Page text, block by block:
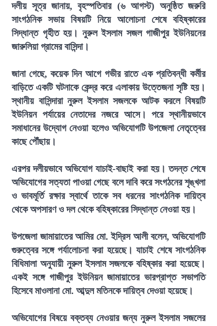
দলীয় সূত্র জানায়, বৃহস্পতিবার (৬ আগস্ট) অনুষ্ঠিত জরুরি
সাংগঠনিক সভায় বিষয়টি নিয়ে আলোচনা শেষে বহিষ্কারের
সিদ্ধান্ত গৃহীত হয়। নুরুল ইসলাম সজল গাজীপুর ইউনিয়নের
জারুলিয়া গ্রামের বাসিন্দা।
জানা গেছে, কয়েক দিন আগে গভীর রাতে এক প্রতিবন্ধী কর্মীর
বাড়িতে একটি ঘটনাকে কেন্দ্র করে এলাকায় উত্তেজনা সৃষ্টি হয়।
স্থানীয় বাসিন্দারা নুরুল ইসলাম সজলকে আটক করলে বিষয়টি
ইউনিয়ন পর্যায়ের নেতাদের নজরে আসে। পরে স্থানীয়ভাবে
সমাধানের উদ্যোগ নেওয়া হলেও অভিযোগটি উপজেলা নেতৃত্বের
কাছে পৌঁছায়।
এরপর দলীয়ভাবে অভিযোগ যাচাই-বাছাই করা হয়। তদন্ত শেষে
অভিযোগের সত্যতা পাওয়া গেছে বলে দাবি করে সংগঠনের শৃঙ্খলা
ও ভাবমূর্তি রক্ষার স্বার্থে তাকে সব ধরনের সাংগঠনিক দায়িত্ব
থেকে অপসারণ ও দল থেকে বহিষ্কারের সিদ্ধান্ত নেওয়া হয়।
উপজেলা জামায়াতের আমির মো. ইদ্রিস আলী বলেন, অভিযোগটি
গুরুত্বের সঙ্গে পর্যালোচনা করা হয়েছে। যাচাই শেষে সাংগঠনিক
বিধিমালা অনুযায়ী নুরুল ইসলাম সজলকে বহিষ্কার করা হয়েছে।
একই সঙ্গে গাজীপুর ইউনিয়ন জামায়াতের ভারপ্রাপ্ত সভাপতি
হিসেবে মাওলানা মো. আব্দুল মতিনকে দায়িত্ব দেওয়া হয়েছে।
অভিযোগের বিষয়ে বক্তব্য নেওয়ার জন্য নুরুল ইসলাম সজলের